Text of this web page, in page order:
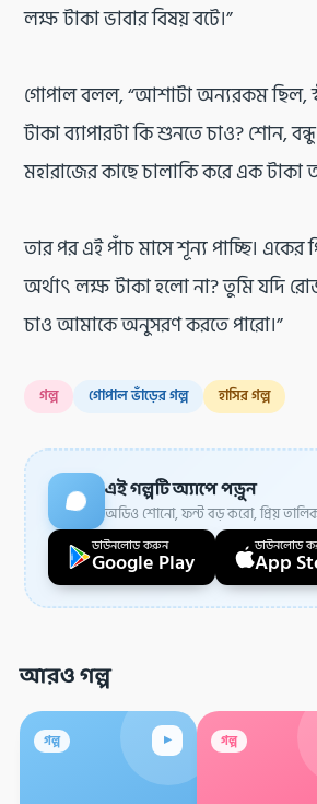
লক্ষ টাকা ভাবার বিষয় বটে।”
গোপাল বলল, “আশাটা অন্যরকম ছিল,
টাকা ব্যাপারটা কি শুনতে চাও? শোন,
মহারাজের কাছে চালাকি করে এক
তার পর এই পাঁচ মাসে শূন্য পাচ্ছি। একের
অর্থাৎ লক্ষ টাকা হলো না? তুমি যদি
চাও আমাকে অনুসরণ করতে পারো।”
গল্প গোপাল ভাঁড়ের গল্প হাসির গল্প
এই গল্পটি অ্যাপে পড়ুন
অডিও শোনো, ফন্ট বড় করো, প্রিয়
ডাউনলোড করুন
Google Play
ডাউনলোড
App
আরও গল্প
গল্প ▸ গল্প